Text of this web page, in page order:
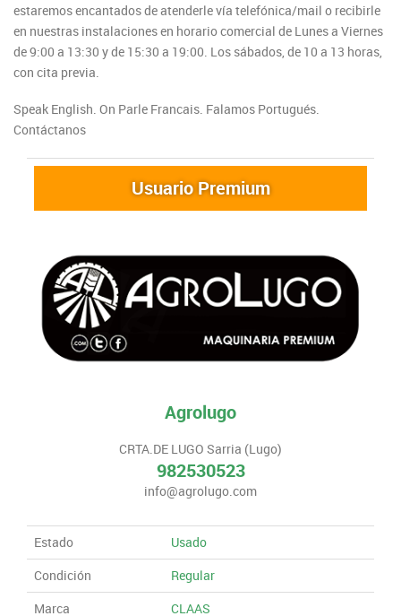
estaremos encantados de atenderle vía telefónica/mail o recibirle
en nuestras instalaciones en horario comercial de Lunes a Viernes
de 9:00 a 13:30 y de 15:30 a 19:00. Los sábados, de 10 a 13 horas,
con cita previa.
Speak English. On Parle Francais. Falamos Portugués.
Contáctanos
Usuario Premium
Agrolugo
CRTA.DE LUGO Sarria (Lugo)
982530523
info@agrolugo.com
Estado
Usado
Condición
Regular
Marca
CLAAS